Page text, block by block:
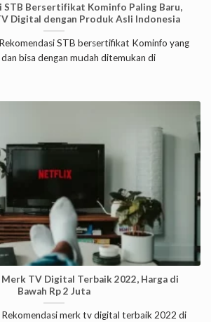
STB Bersertifikat Kominfo Paling Baru,
Digital dengan Produk Asli Indonesia
STB bersertifikat Kominfo yang
bisa dengan mudah ditemukan di
TV Digital Terbaik 2022, Harga di
Bawah Rp 2 Juta
Rekomendasi merk tv digital terbaik 2022 di